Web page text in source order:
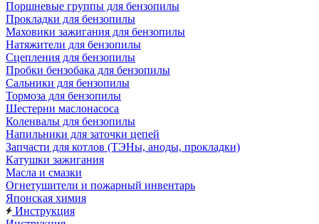
Поршневые группы для бензопилы
Прокладки для бензопилы
Маховики зажигания для бензопилы
Натяжители для бензопилы
Сцепления для бензопилы
Пробки бензобака для бензопилы
Сальники для бензопилы
Тормоза для бензопилы
Шестерни маслонасоса
Коленвалы для бензопилы
Напильники для заточки цепей
Запчасти для котлов (ТЭНы, аноды, прокладки)
Катушки зажигания
Масла и смазки
Огнетушители и пожарный инвентарь
Японская химия
Инструкция